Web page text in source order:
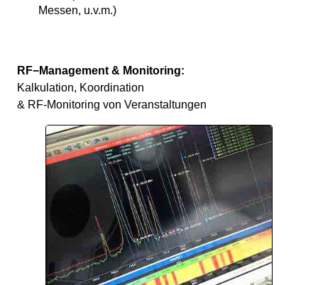
Messen, u.v.m.)
RF−Management & Monitoring:
Kalkulation, Koordination
& RF-Monitoring von Veranstaltungen